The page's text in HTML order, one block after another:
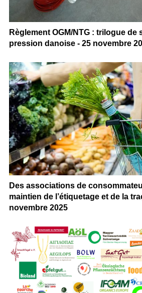
Règlement OGM/NTG : trilogue de
pression danoise - 25 novembre
Des associations de
maintien de l’étiquetage et de la
novembre 2025